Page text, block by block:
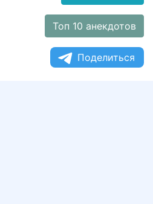
Топ 10 анекдотов
Поделиться